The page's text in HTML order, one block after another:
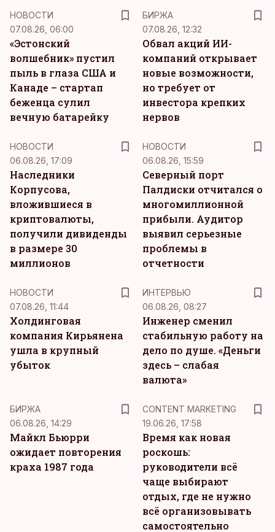
НОВОСТИ
07.08.26, 06:00
«Эстонский
волшебник» пустил
пыль в глаза США и
Канаде – стартап
беженца сулил
вечную батарейку
БИРЖА
07.08.26, 12:32
Обвал акций ИИ-
компаний открывает
новые возможности,
но требует от
инвестора крепких
нервов
НОВОСТИ
06.08.26, 17:09
Наследники
Корпусова,
вложившиеся в
криптовалюты,
получили дивиденды
в размере 30
миллионов
НОВОСТИ
06.08.26, 15:59
Северный порт
Палдиски отчитался о
многомиллионной
прибыли. Аудитор
выявил серьезные
проблемы в
отчетности
НОВОСТИ
07.08.26, 11:44
Холдинговая
компания Кирьянена
ушла в крупный
убыток
ИНТЕРВЬЮ
06.08.26, 08:27
Инженер сменил
стабильную работу на
дело по душе. «Деньги
здесь – слабая
валюта»
БИРЖА
06.08.26, 14:29
Майкл Бьюрри
ожидает повторения
краха 1987 года
CONTENT MARKETING
19.06.26, 17:58
Время как новая
роскошь:
руководители всё
чаще выбирают
отдых, где не нужно
всё организовывать
самостоятельно